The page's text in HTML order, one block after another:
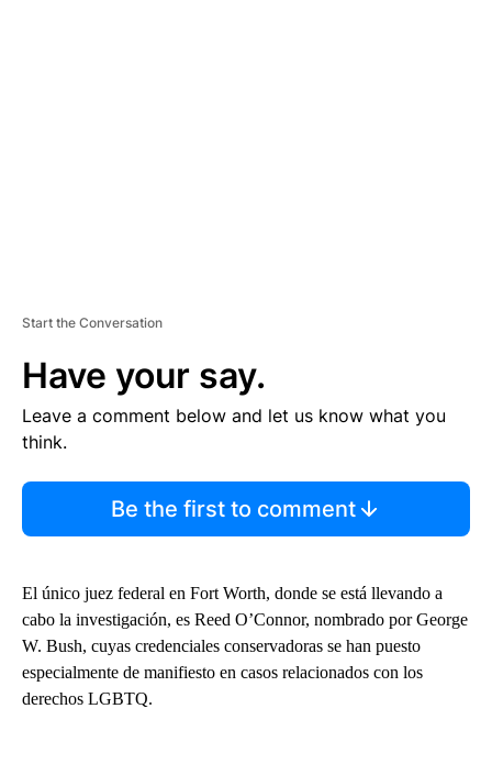
Start the Conversation
Have your say.
Leave a comment below and let us know what you
think.
Be the first to comment
El único juez federal en Fort Worth, donde se está llevando a
cabo la investigación, es Reed O’Connor, nombrado por George
W. Bush, cuyas credenciales conservadoras se han puesto
especialmente de manifiesto en casos relacionados con los
derechos LGBTQ.